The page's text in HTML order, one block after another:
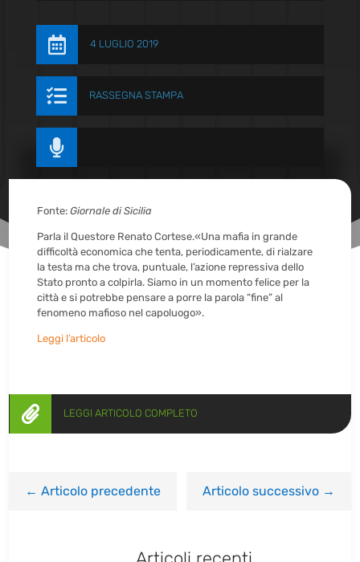
 4 LUGLIO 2019
 RASSEGNA STAMPA

Fonte:Giornale di Sicilia
Parla il Questore Renato Cortese.«Una mafia in grande
difficoltà economica che tenta, periodicamente, di rialzare
la testa ma che trova, puntuale, l’azione repressiva dello
Stato pronto a colpirla. Siamo in un momento felice per la
città e si potrebbe pensare a porre la parola “fine” al
fenomeno mafioso nel capoluogo».
Leggi l’articolo
 LEGGI ARTICOLO COMPLETO
←Articolo precedente Articolo successivo→